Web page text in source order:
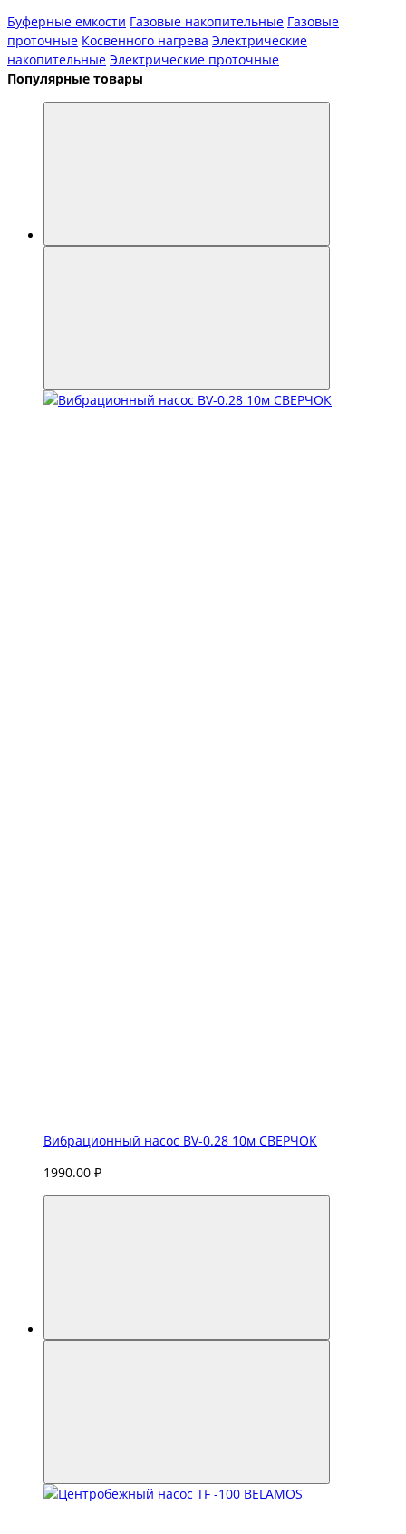
Буферные емкости Газовые накопительные Газовые
проточные Косвенного нагрева Электрические
накопительные Электрические проточные
Популярные товары
Вибрационный насос BV-0.28 10м СВЕРЧОК
1990.00 ₽